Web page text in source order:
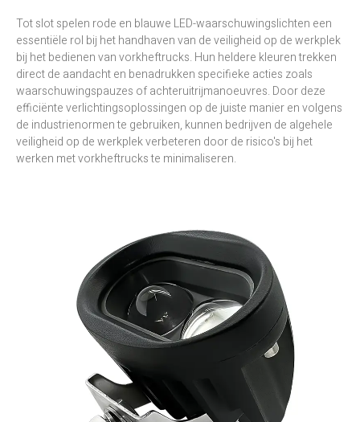
Tot slot spelen rode en blauwe LED-waarschuwingslichten een
essentiële rol bij het handhaven van de veiligheid op de werkplek
bij het bedienen van vorkheftrucks. Hun heldere kleuren trekken
direct de aandacht en benadrukken specifieke acties zoals
waarschuwingspauzes of achteruitrijmanoeuvres. Door deze
efficiënte verlichtingsoplossingen op de juiste manier en volgens
de industrienormen te gebruiken, kunnen bedrijven de algehele
veiligheid op de werkplek verbeteren door de risico's bij het
werken met vorkheftrucks te minimaliseren.